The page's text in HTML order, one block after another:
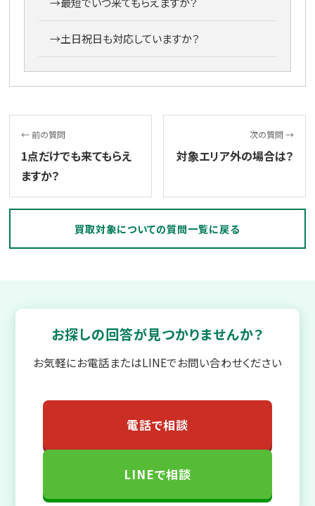
→土日祝日も対応していますか？
← 前の質問
1点だけでも来てもらえ
ますか？
次の質問 →
対象エリア外の場合は？
買取対象についての質問一覧に戻る
お探しの回答が見つかりませんか？
お気軽にお電話またはLINEでお問い合わせください
電話で相談
LINEで相談